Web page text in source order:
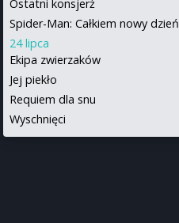
Ostatni konsjerż
Spider-Man: Całkiem nowy dzień
24 lipca
Ekipa zwierzaków
Jej piekło
Requiem dla snu
Wyschnięci